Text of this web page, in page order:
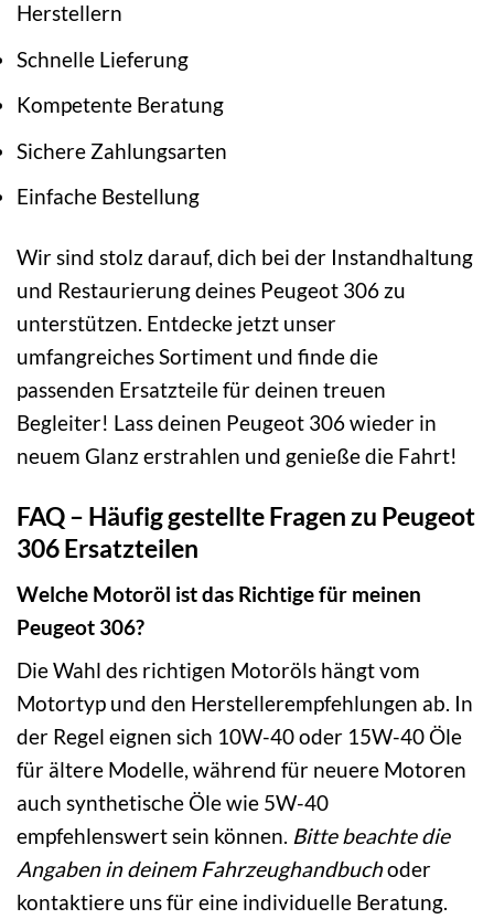
Herstellern
Schnelle Lieferung
Kompetente Beratung
Sichere Zahlungsarten
Einfache Bestellung
Wir sind stolz darauf, dich bei der Instandhaltung
und Restaurierung deines Peugeot 306 zu
unterstützen. Entdecke jetzt unser
umfangreiches Sortiment und finde die
passenden Ersatzteile für deinen treuen
Begleiter! Lass deinen Peugeot 306 wieder in
neuem Glanz erstrahlen und genieße die Fahrt!
FAQ – Häufig gestellte Fragen zu Peugeot
306 Ersatzteilen
Welche Motoröl ist das Richtige für meinen
Peugeot 306?
Die Wahl des richtigen Motoröls hängt vom
Motortyp und den Herstellerempfehlungen ab. In
der Regel eignen sich 10W-40 oder 15W-40 Öle
für ältere Modelle, während für neuere Motoren
auch synthetische Öle wie 5W-40
empfehlenswert sein können. Bitte beachte die
Angaben in deinem Fahrzeughandbuchoder
kontaktiere uns für eine individuelle Beratung.